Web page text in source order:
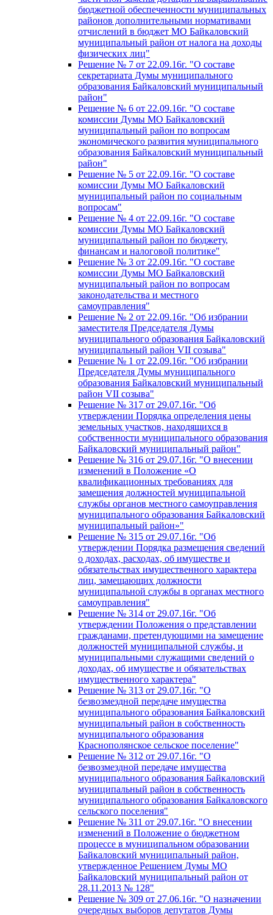
бюджетной обеспеченности муниципальных
районов дополнительными нормативами
отчислений в бюджет МО Байкаловский
муниципальный район от налога на доходы
физических лиц"
Решение № 7 от 22.09.16г. "О составе
секретариата Думы муниципального
образования Байкаловский муниципальный
район"
Решение № 6 от 22.09.16г. "О составе
комиссии Думы МО Байкаловский
муниципальный район по вопросам
экономического развития муниципального
образования Байкаловский муниципальный
район"
Решение № 5 от 22.09.16г. "О составе
комиссии Думы МО Байкаловский
муниципальный район по социальным
вопросам"
Решение № 4 от 22.09.16г. "О составе
комиссии Думы МО Байкаловский
муниципальный район по бюджету,
финансам и налоговой политике"
Решение № 3 от 22.09.16г. "О составе
комиссии Думы МО Байкаловский
муниципальный район по вопросам
законодательства и местного
самоуправления"
Решение № 2 от 22.09.16г. "Об избрании
заместителя Председателя Думы
муниципального образования Байкаловский
муниципальный район VII созыва"
Решение № 1 от 22.09.16г. "Об избрании
Председателя Думы муниципального
образования Байкаловский муниципальный
район VII созыва"
Решение № 317 от 29.07.16г. "Об
утверждении Порядка определения цены
земельных участков, находящихся в
собственности муниципального образования
Байкаловский муниципальный район"
Решение № 316 от 29.07.16г. "О внесении
изменений в Положение «О
квалификационных требованиях для
замещения должностей муниципальной
службы органов местного самоуправления
муниципального образования Байкаловский
муниципальный район»"
Решение № 315 от 29.07.16г. "Об
утверждении Порядка размещения сведений
о доходах, расходах, об имуществе и
обязательствах имущественного характера
лиц, замещающих должности
муниципальной службы в органах местного
самоуправления"
Решение № 314 от 29.07.16г. "Об
утверждении Положения о представлении
гражданами, претендующими на замещение
должностей муниципальной службы, и
муниципальными служащими сведений о
доходах, об имуществе и обязательствах
имущественного характера"
Решение № 313 от 29.07.16г. "О
безвозмездной передаче имущества
муниципального образования Байкаловский
муниципальный район в собственность
муниципального образования
Краснополянское сельское поселение"
Решение № 312 от 29.07.16г. "О
безвозмездной передаче имущества
муниципального образования Байкаловский
муниципальный район в собственность
муниципального образования Байкаловского
сельского поселения"
Решение № 311 от 29.07.16г. "О внесении
изменений в Положение о бюджетном
процессе в муниципальном образовании
Байкаловский муниципальный район,
утвержденное Решением Думы МО
Байкаловский муниципальный район от
28.11.2013 № 128"
Решение № 309 от 27.06.16г. "О назначении
очередных выборов депутатов Думы